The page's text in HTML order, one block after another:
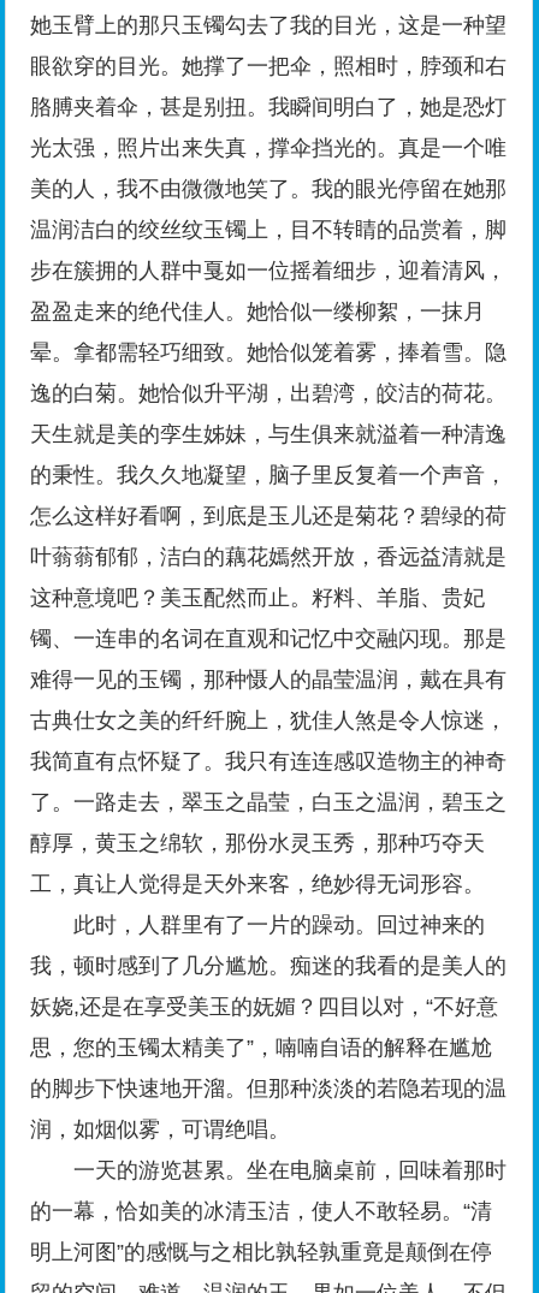
她玉臂上的那只玉镯勾去了我的目光，这是一种望
眼欲穿的目光。她撑了一把伞，照相时，脖颈和右
胳膊夹着伞，甚是别扭。我瞬间明白了，她是恐灯
光太强，照片出来失真，撑伞挡光的。真是一个唯
美的人，我不由微微地笑了。我的眼光停留在她那
温润洁白的绞丝纹玉镯上，目不转睛的品赏着，脚
步在簇拥的人群中戛如一位摇着细步，迎着清风，
盈盈走来的绝代佳人。她恰似一缕柳絮，一抹月
晕。拿都需轻巧细致。她恰似笼着雾，捧着雪。隐
逸的白菊。她恰似升平湖，出碧湾，皎洁的荷花。
天生就是美的孪生姊妹，与生俱来就溢着一种清逸
的秉性。我久久地凝望，脑子里反复着一个声音，
怎么这样好看啊，到底是玉儿还是菊花？碧绿的荷
叶蓊蓊郁郁，洁白的藕花嫣然开放，香远益清就是
这种意境吧？美玉配然而止。籽料、羊脂、贵妃
镯、一连串的名词在直观和记忆中交融闪现。那是
难得一见的玉镯，那种慑人的晶莹温润，戴在具有
古典仕女之美的纤纤腕上，犹佳人煞是令人惊迷，
我简直有点怀疑了。我只有连连感叹造物主的神奇
了。一路走去，翠玉之晶莹，白玉之温润，碧玉之
醇厚，黄玉之绵软，那份水灵玉秀，那种巧夺天
工，真让人觉得是天外来客，绝妙得无词形容。
此时，人群里有了一片的躁动。回过神来的
我，顿时感到了几分尴尬。痴迷的我看的是美人的
妖娆,还是在享受美玉的妩媚？四目以对，“不好意
思，您的玉镯太精美了”，喃喃自语的解释在尴尬
的脚步下快速地开溜。但那种淡淡的若隐若现的温
润，如烟似雾，可谓绝唱。
一天的游览甚累。坐在电脑桌前，回味着那时
的一幕，恰如美的冰清玉洁，使人不敢轻易。“清
明上河图”的感慨与之相比孰轻孰重竟是颠倒在停